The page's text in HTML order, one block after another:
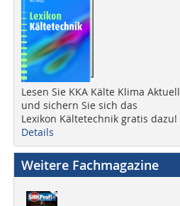
Lesen Sie KKA Kälte Klima Aktuell
und sichern Sie sich das
Lexikon Kältetechnik gratis dazu!
Details
Weitere Fachmagazine